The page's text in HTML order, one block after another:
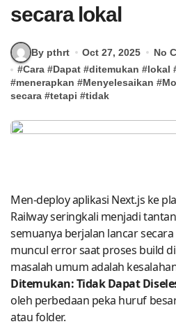
secara lokal
By pthrt Oct 27, 2025
No
#Cara #Dapat #ditemukan #lokal
#menerapkan #Menyelesaikan #
secara #tetapi #tidak
Men-deploy aplikasi Next.js ke platform hosting seperti
Railway seringkali menjadi
semuanya berjalan lancar
muncul error saat proses build di
masalah umum adalah
Ditemukan: Tidak Dapat
oleh perbedaan peka huruf
atau folder.